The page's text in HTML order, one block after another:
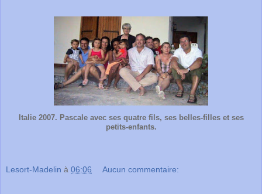
Italie 2007. Pascale avec ses quatre fils, ses belles-filles et ses
petits-enfants.
Lesort-Madelin à 06:06 Aucun commentaire: